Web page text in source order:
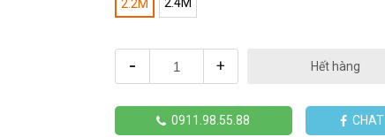
2.2M
- + Hết hàng
0911.98.55.88 CHAT